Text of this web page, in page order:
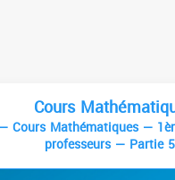
Cours
Cours Mathématiques —
professeurs — Partie